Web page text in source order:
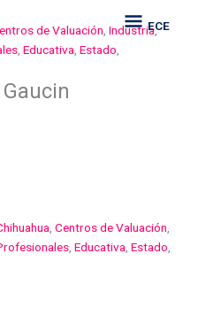
ECEECE
de Valuación, Industria,
, Educativa, Estado,
Centros de Valuación
Educativa Estado